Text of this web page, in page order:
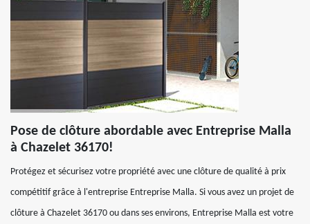
Pose de clôture abordable avec Entreprise Malla
à Chazelet 36170!
Protégez et sécurisez votre propriété avec une clôture de qualité à prix
compétitif grâce à l'entreprise Entreprise Malla. Si vous avez un projet de
clôture à Chazelet 36170 ou dans ses environs, Entreprise Malla est votre